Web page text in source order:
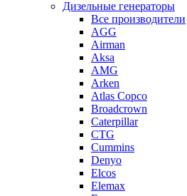
Дизельные генераторы
Все производители
AGG
Airman
Aksa
AMG
Arken
Atlas Copco
Broadcrown
Caterpillar
CTG
Cummins
Denyo
Elcos
Elemax